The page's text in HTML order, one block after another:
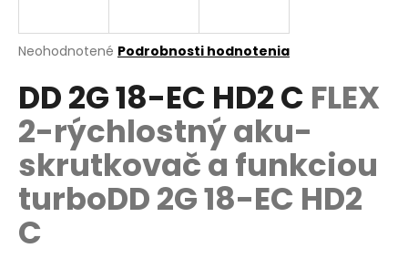
Priemerné
produktu
je
0,0
z
5
hviezdičiek.
Neohodnotené Podrobnosti hodnotenia
DD 2G 18-EC HD2 C FLEX
2-rýchlostný aku-
skrutkovač a funkciou
turboDD 2G 18-EC HD2
C
j
ť
?
HĽADAŤ